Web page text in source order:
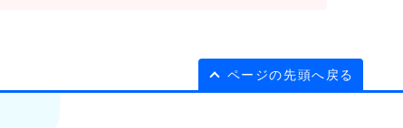
ページの先頭へ戻る